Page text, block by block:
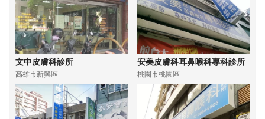
文中皮膚科診所
高雄市新興區
安美皮膚科耳鼻喉科專科診所
桃園市桃園區